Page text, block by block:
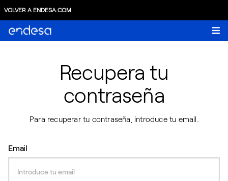
VOLVER A ENDESA.COM
Recupera tu
contraseña
Para recuperar tu contraseña, introduce tu email.
Email